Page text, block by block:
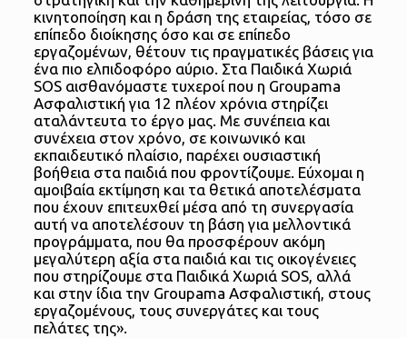
κινητοποίηση και η δράση της εταιρείας, τόσο σε
επίπεδο διοίκησης όσο και σε επίπεδο
εργαζομένων, θέτουν τις πραγματικές βάσεις για
ένα πιο ελπιδοφόρο αύριο. Στα Παιδικά Χωριά
SOS αισθανόμαστε τυχεροί που η Groupama
Ασφαλιστική για 12 πλέον χρόνια στηρίζει
αταλάντευτα το έργο μας. Με συνέπεια και
συνέχεια στον χρόνο, σε κοινωνικό και
εκπαιδευτικό πλαίσιο, παρέχει ουσιαστική
βοήθεια στα παιδιά που φροντίζουμε. Εύχομαι η
αμοιβαία εκτίμηση και τα θετικά αποτελέσματα
που έχουν επιτευχθεί μέσα από τη συνεργασία
αυτή να αποτελέσουν τη βάση για μελλοντικά
προγράμματα, που θα προσφέρουν ακόμη
μεγαλύτερη αξία στα παιδιά και τις οικογένειες
που στηρίζουμε στα Παιδικά Χωριά SOS, αλλά
και στην ίδια την Groupama Ασφαλιστική, στους
εργαζομένους, τους συνεργάτες και τους
πελάτες της».